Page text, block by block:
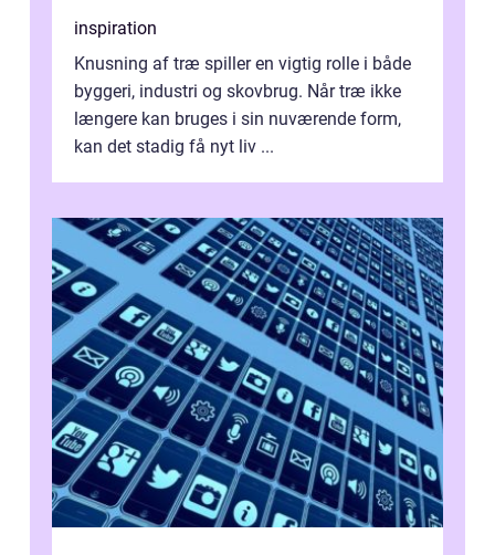
inspiration
Knusning af træ spiller en vigtig rolle i både
byggeri, industri og skovbrug. Når træ ikke
længere kan bruges i sin nuværende form,
kan det stadig få nyt liv ...